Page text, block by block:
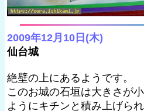
2009年12月10日(木)
仙台城
絶壁の上にあるようです。
このお城の石垣は大きさが
ようにキチンと積み上げられ